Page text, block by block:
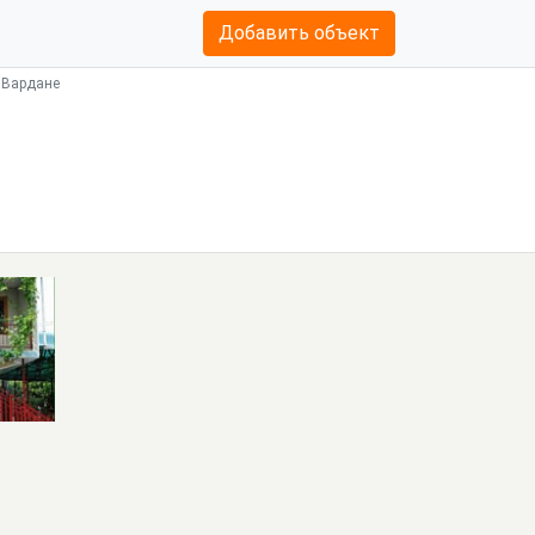
Добавить объект
Вардане